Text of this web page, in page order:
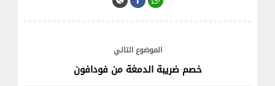
الموضوع التالي
خصم ضريبة الدمغة من فودافون